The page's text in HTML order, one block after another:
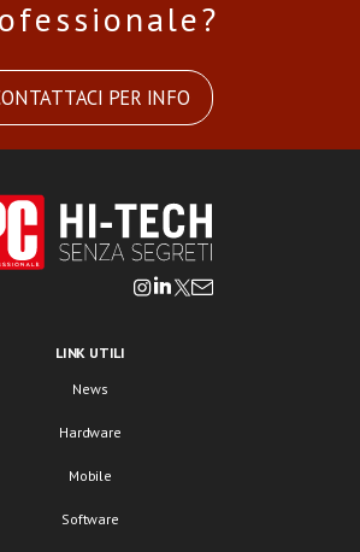
PER INFO
LINK UTILI
News
Hardware
Mobile
Software